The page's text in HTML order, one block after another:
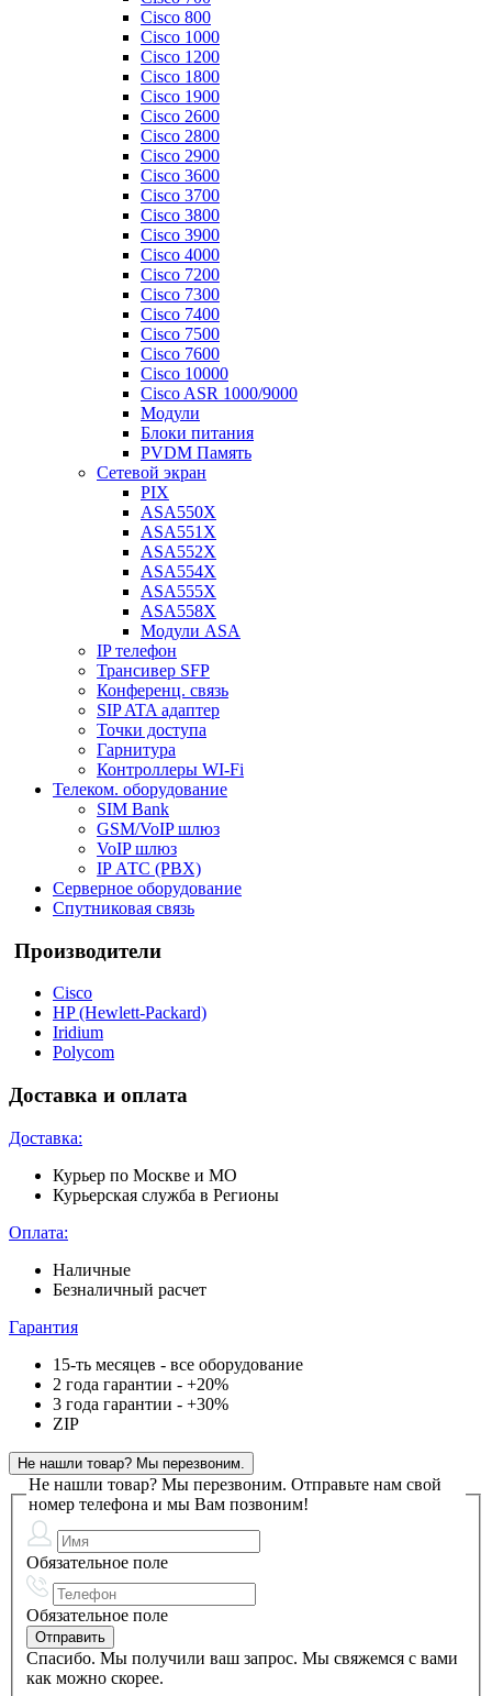
Cisco 800
Cisco 1000
Cisco 1200
Cisco 1800
Cisco 1900
Cisco 2600
Cisco 2800
Cisco 2900
Cisco 3600
Cisco 3700
Cisco 3800
Cisco 3900
Cisco 4000
Cisco 7200
Cisco 7300
Cisco 7400
Cisco 7500
Cisco 7600
Cisco 10000
Cisco ASR 1000/9000
Модули
Блоки питания
PVDM Память
Сетевой экран
PIX
ASA550X
ASA551X
ASA552X
ASA554X
ASA555X
ASA558X
Модули ASA
IP телефон
Трансивер SFP
Конференц. связь
SIP ATA адаптер
Точки доступа
Гарнитура
Контроллеры WI-Fi
Телеком. оборудование
SIM Bank
GSM/VoIP шлюз
VoIP шлюз
IP АТС (PBX)
Серверное оборудование
Спутниковая связь
Производители
Cisco
HP (Hewlett-Packard)
Iridium
Polycom
Доставка и оплата
Доставка:
Курьер по Москве и МО
Курьерская служба в Регионы
Оплата:
Наличные
Безналичный расчет
Гарантия
15-ть месяцев - все оборудование
2 года гарантии - +20%
3 года гарантии - +30%
ZIP
Не нашли товар? Мы перезвоним.
Не нашли товар? Мы перезвоним. Отправьте нам свой
номер телефона и мы Вам позвоним!
Обязательное поле
Обязательное поле
Спасибо. Мы получили ваш запрос. Мы свяжемся с вами
как можно скорее.